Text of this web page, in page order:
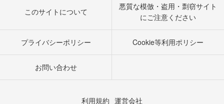
このサイトについて
悪質な模倣・盗用・剽窃サイト
にご注意ください
プライバシーポリシー Cookie等利用ポリシー
お問い合わせ
利用規約 運営会社